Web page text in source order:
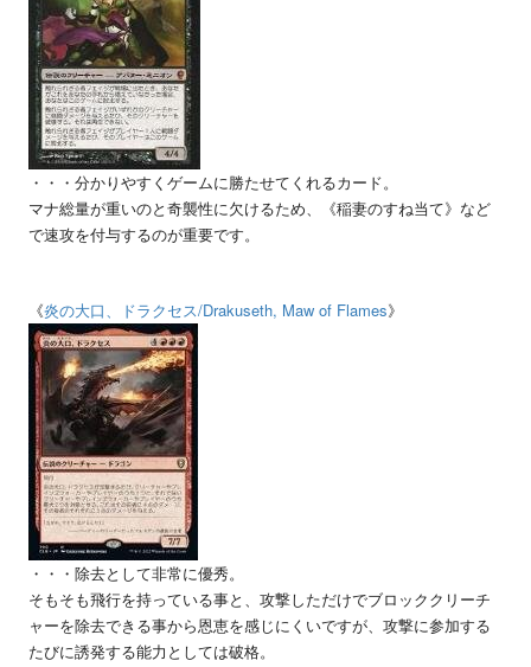
・・・分かりやすくゲームに勝たせてくれるカード。
マナ総量が重いのと奇襲性に欠けるため、《稲妻のすね当て》など
で速攻を付与するのが重要です。
《炎の大口、ドラクセス/Drakuseth, Maw of Flames》
・・・除去として非常に優秀。
そもそも飛行を持っている事と、攻撃しただけでブロッククリーチ
ャーを除去できる事から恩恵を感じにくいですが、攻撃に参加する
たびに誘発する能力としては破格。